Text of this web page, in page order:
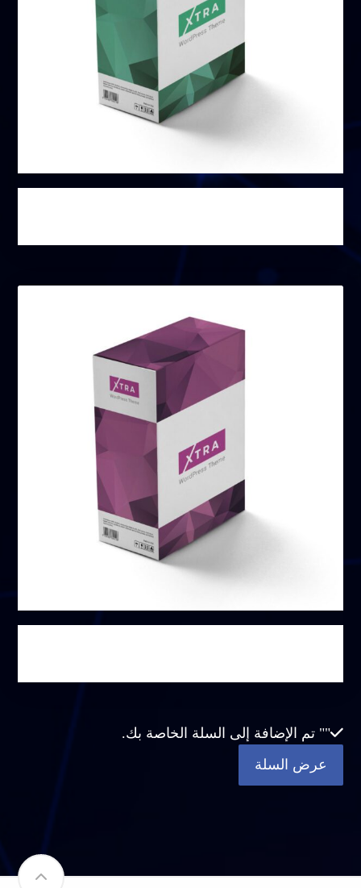
"" تم الإضافة إلى السلة الخاصة بك.
عرض السلة